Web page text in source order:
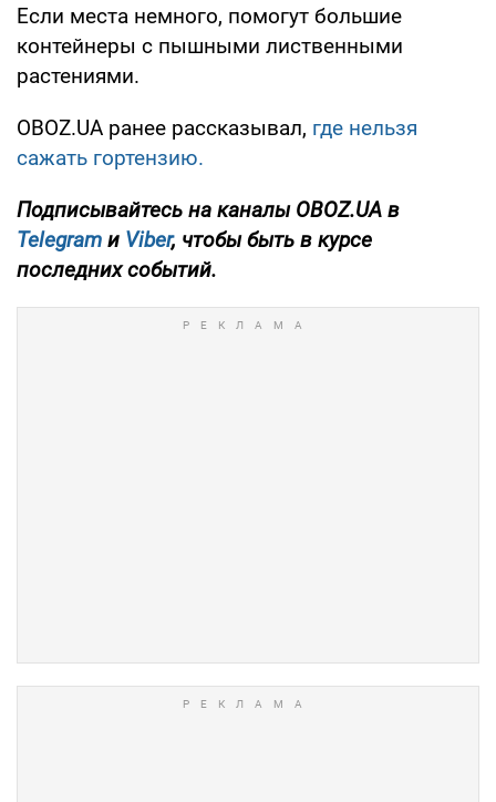
Если места немного, помогут большие
контейнеры с пышными лиственными
растениями.
OBOZ.UA ранее рассказывал, где нельзя
сажать гортензию.
Подписывайтесь на каналы OBOZ.UA в
Telegram и Viber, чтобы быть в курсе
последних событий.